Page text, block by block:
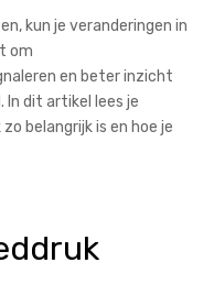
kun je veranderingen in
om
en beter inzicht
In dit artikel lees je
belangrijk is en hoe je